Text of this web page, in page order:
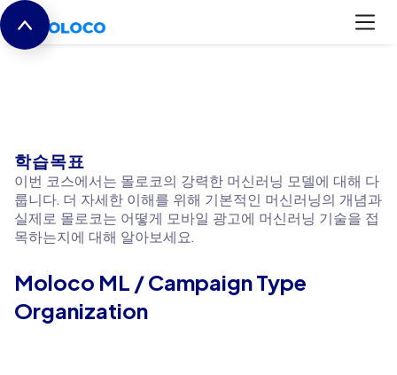
학습목표
이번 코스에서는 몰로코의 강력한 머신러닝 모델에 대해 다
룹니다. 더 자세한 이해를 위해 기본적인 머신러닝의 개념과
실제로 몰로코는 어떻게 모바일 광고에 머신러닝 기술을 접
목하는지에 대해 알아보세요.
Moloco ML / Campaign Type
Organization